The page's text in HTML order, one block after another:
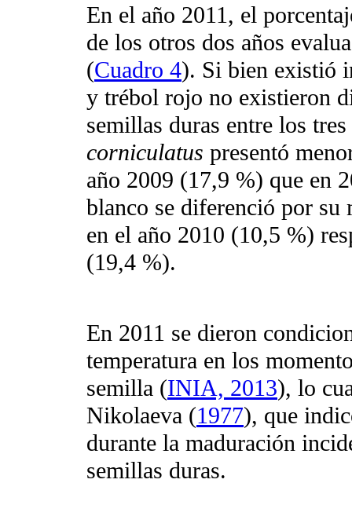
En el año 2011, el
de los otros dos años
(Cuadro 4). Si bien existió
y trébol rojo no existieron
semillas duras entre los
corniculatus presentó
año 2009 (17,9 %) que en
blanco se diferenció por su
en el año 2010 (10,5 %)
(19,4 %).
En 2011 se dieron
temperatura en los
semilla (INIA, 2013), lo
Nikolaeva (1977), que
durante la maduración
semillas duras.